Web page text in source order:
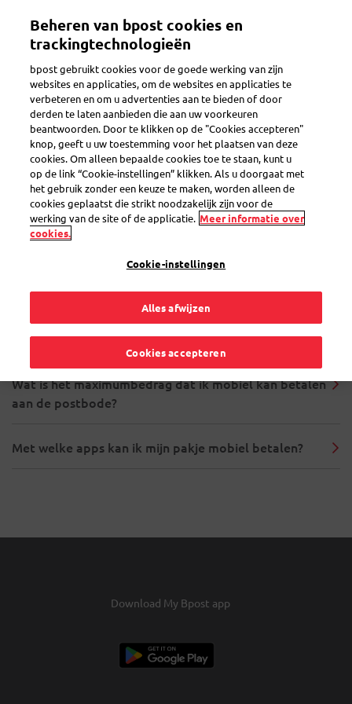
inhoud
Toggle navigation
Search
Betaling bij levering
vragen
Ik verwacht een pakje tegen betaling bij levering, kan
ik dit op voorhand betalen?
Wat is het maximumbedrag dat ik mobiel kan betalen
aan de postbode?
Met welke apps kan ik mijn pakje mobiel betalen?
Download My Bpost app
Beheren van bpost cookies en
trackingtechnologieën
bpost gebruikt cookies voor de goede werking van zijn
websites en applicaties, om de websites en applicaties te
verbeteren en om u advertenties aan te bieden of door
derden te laten aanbieden die aan uw voorkeuren
beantwoorden. Door te klikken op de "Cookies accepteren"
knop, geeft u uw toestemming voor het plaatsen van deze
cookies. Om alleen bepaalde cookies toe te staan, kunt u
op de link “Cookie-instellingen” klikken. Als u doorgaat met
het gebruik zonder een keuze te maken, worden alleen de
cookies geplaatst die strikt noodzakelijk zijn voor de
werking van de site of de applicatie. Meer informatie over
cookies.
Cookie-instellingen
Alles afwijzen
Cookies accepteren